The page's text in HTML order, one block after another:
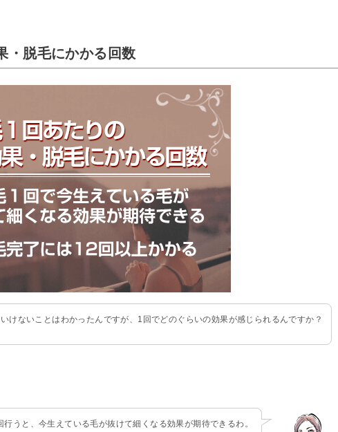
・脱毛にかかる回数
けないことはわかったんですが、1回でどのぐらいの効果が感じられるんですか？
行うと、今生えている毛が抜けて細くなる効果が期待できるわ。